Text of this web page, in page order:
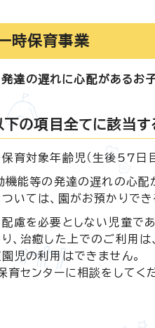
時保育事業
発達の遅れに心配があるお
下の項目全てに該当す
育対象年齢児（生後57日
機能等の発達の遅れの心配
ては、園がお預かりでき
慮を必要としない児童であ
治癒した上でのご利用は
の利用はできません。
育センターに相談をしてくだ